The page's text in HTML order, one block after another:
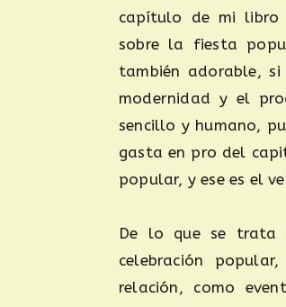
capítulo de mi libro
sobre la fiesta
también adorable,
modernidad y el
sencillo y humano,
gasta en pro del
popular, y ese es el
De lo que se trata
celebración
relación, como